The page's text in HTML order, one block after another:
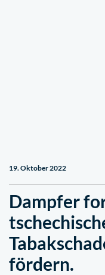
19. Oktober 2022
Dampfer
fördern.